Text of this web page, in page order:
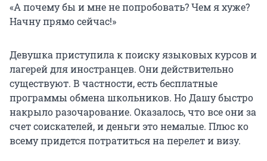
«А почему бы и мне не попробовать? Чем я хуже?
Начну прямо сейчас!»
Девушка приступила к поиску языковых курсов и
лагерей для иностранцев. Они действительно
существуют. В частности, есть бесплатные
программы обмена школьников. Но Дашу быстро
накрыло разочарование. Оказалось, что все они за
счет соискателей, и деньги это немалые. Плюс ко
всему придется потратиться на перелет и визу.